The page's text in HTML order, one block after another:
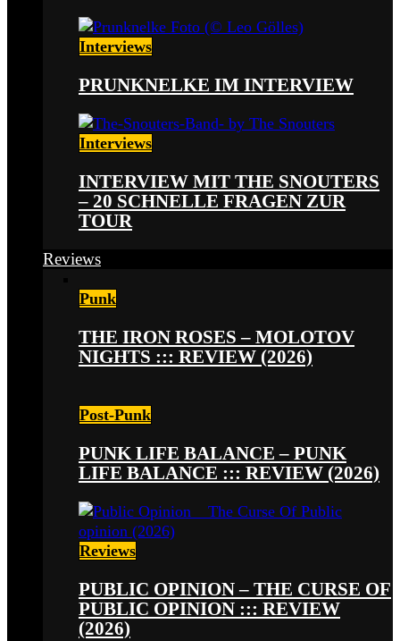
Interviews
PRUNKNELKE IM INTERVIEW
Interviews
INTERVIEW MIT THE SNOUTERS
– 20 SCHNELLE FRAGEN ZUR
TOUR
Reviews
Punk
THE IRON ROSES – MOLOTOV
NIGHTS ::: REVIEW (2026)
Post-Punk
PUNK LIFE BALANCE – PUNK
LIFE BALANCE ::: REVIEW (2026)
Reviews
PUBLIC OPINION – THE CURSE OF
PUBLIC OPINION ::: REVIEW
(2026)